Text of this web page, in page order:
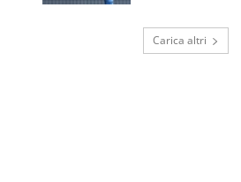
Carica altri